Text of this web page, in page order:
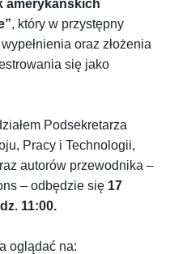
amerykańskich
, który w przystępny
oraz złożenia
się jako
Podsekretarza
Pracy i Technologii,
autorów przewodnika –
– odbędzie się 17
11:00.
oglądać na: